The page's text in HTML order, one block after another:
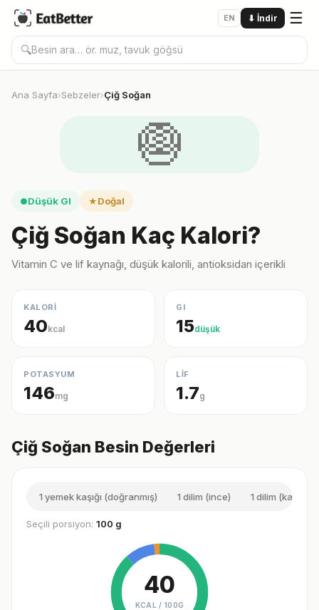
EN ⬇ İndir ☰
🔍
Ana Sayfa›Sebzeler›Çiğ Soğan
🧅
●Düşük GI ★ Doğal
Çiğ Soğan Kaç Kalori?
Vitamin C ve lif kaynağı, düşük kalorili, antioksidan içerikli
KALORİ
40kcal
GI
15düşük
POTASYUM
146mg
LİF
1.7g
Çiğ Soğan Besin Değerleri
1 yemek kaşığı (doğranmış) 1 dilim (ince) 1 dilim (kalın)
Seçili porsiyon: 100 g
40
KCAL / 100G